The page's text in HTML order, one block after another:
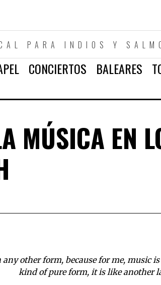
PARA INDIOS Y
CONCIERTOS BALEARES
MÚSICA EN
other form, because for me, music
kind of pure form, it is like another